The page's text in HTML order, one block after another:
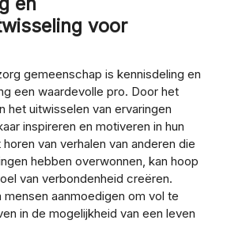
voor
gemeenschap is kennisdeling en
een waardevolle pro. Door het
het uitwisselen van ervaringen
inspireren en motiveren in hun
van verhalen van anderen die
hebben overwonnen, kan hoop
van verbondenheid creëren.
mensen aanmoedigen om vol te
in de mogelijkheid van een leven